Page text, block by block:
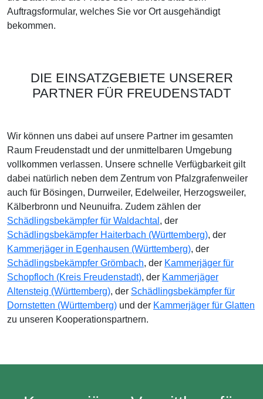
Auftragsformular, welches Sie vor Ort ausgehändigt
bekommen.
DIE EINSATZGEBIETE UNSERER
PARTNER FÜR FREUDENSTADT
Wir können uns dabei auf unsere Partner im gesamten
Raum Freudenstadt und der unmittelbaren Umgebung
vollkommen verlassen. Unsere schnelle Verfügbarkeit gilt
dabei natürlich neben dem Zentrum von Pfalzgrafenweiler
auch für Bösingen, Durrweiler, Edelweiler, Herzogsweiler,
Kälberbronn und Neunuifra. Zudem zählen der
Schädlingsbekämpfer für Waldachtal , der
Schädlingsbekämpfer Haiterbach (Württemberg), der
Kammerjäger in Egenhausen (Württemberg), der
Schädlingsbekämpfer Grömbach, der Kammerjäger für
Schopfloch (Kreis Freudenstadt), der Kammerjäger
Altensteig (Württemberg), der Schädlingsbekämpfer für
Dornstetten (Württemberg) und der Kammerjäger für Glatten
zu unseren Kooperationspartnern.